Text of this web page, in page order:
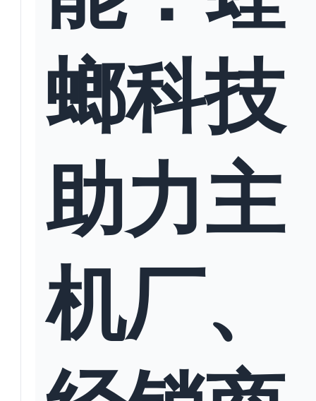
螂科技
助力主
机厂、